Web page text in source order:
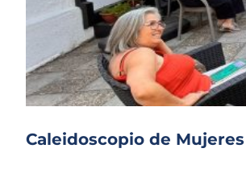
Caleidoscopio de